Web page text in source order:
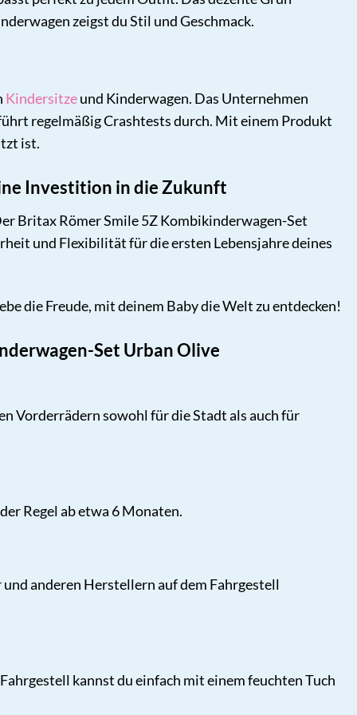
zeigst du Stil und Geschmack.
Kindersitzeund Kinderwagen. Das Unternehmen
regelmäßig Crashtests durch. Mit einem Produkt
ist.
Investition in die Zukunft
Britax Römer Smile 5Z Kombikinderwagen-Set
und Flexibilität für die ersten Lebensjahre deines
die Freude, mit deinem Baby die Welt zu entdecken!
Set Urban Olive
Vorderrädern sowohl für die Stadt als auch für
Regel ab etwa 6 Monaten.
anderen Herstellern auf dem Fahrgestell
kannst du einfach mit einem feuchten Tuch